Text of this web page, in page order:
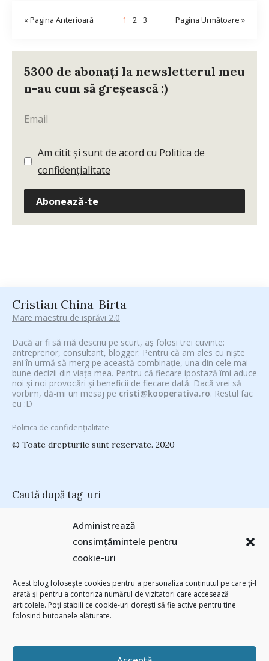
Administrează
consimțămintele pentru
cookie-uri
Acest blog folosește cookies pentru a personaliza conținutul pe care ți-l
arată și pentru a contoriza numărul de vizitatori care accesează
articolele. Poți stabili ce cookie-uri dorești să fie active pentru tine
folosind butoanele alăturate.
« Pagina Anterioară 1 2 3 Pagina Următoare »
5300 de abonați la newsletterul meu
n-au cum să greșească :)
Am citit și sunt de acord cu Politica de
confidențialitate
Abonează-te
Cristian China-Birta
Mare maestru de isprăvi 2.0
Dacă ar fi să mă descriu pe scurt, aș folosi trei cuvinte:
antreprenor, consultant, blogger. Pentru că am ales cu niște
ani în urmă să merg pe această combinație, una din cele mai
bune decizii din viața mea. Pentru că fiecare ipostază îmi aduce
noi și noi provocări și beneficii de fiecare dată. Dacă vrei să
vorbim, dă-mi un mesaj pe cristi@kooperativa.ro. Restul fac
eu :D
Politica de confidențialitate
© Toate drepturile sunt rezervate. 2020
Caută după tag-uri
#PoateVăInteresează(94)#PrinThailandaMea
(28)antena 3(24)Antreprenoriat
Autenticitate
(24) basescu(43)
campanie pentru bloggeri(29) champions league(25) chinezu
(2339) Chivas The Venture(25)concurs(24) cristian china birta